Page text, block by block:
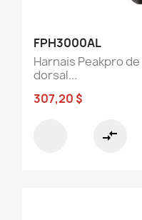
FPH3000AL
Harnais Peakpro
dorsal...
307,20 $
compare_arrows